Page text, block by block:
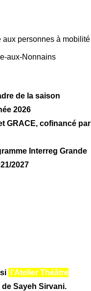
aux personnes à mobilité
aux-Nonnains
de la saison
2026
GRACE, cofinancé par
Interreg Grande
2027
l’Atelier Théâtre
de Sayeh Sirvani.